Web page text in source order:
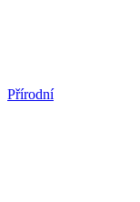
Přírodní